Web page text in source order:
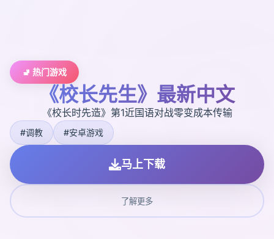
🚽 热门游戏
《校长先生》最新中文
《校长时先造》第1近国语对战零变成本传输
#调教 #安卓游戏
马上下载
了解更多